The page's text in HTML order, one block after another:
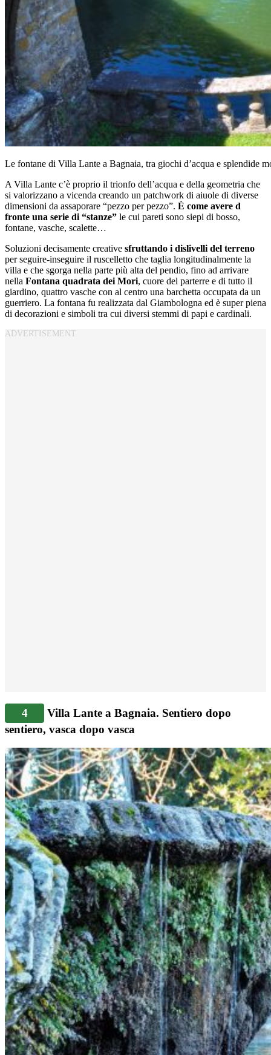
Le fontane di Villa Lante a Bagnaia, tra giochi d’acqua e splendide
A Villa Lante c’è proprio il trionfo dell’acqua e della geometria che
si valorizzano a vicenda creando un patchwork di aiuole di diverse
dimensioni da assaporare “pezzo per pezzo”. È come avere d
fronte una serie di “stanze” le cui pareti sono siepi di bosso,
fontane, vasche, scalette…
Soluzioni decisamente creative sfruttando i dislivelli del terreno
per seguire-inseguire il ruscelletto che taglia longitudinalmente la
villa e che sgorga nella parte più alta del pendio, fino ad arrivare
nella Fontana quadrata dei Mori, cuore del parterre e di tutto il
giardino, quattro vasche con al centro una barchetta occupata da un
guerriero. La fontana fu realizzata dal Giambologna ed è super piena
di decorazioni e simboli tra cui diversi stemmi di papi e cardinali.
4
Villa Lante a Bagnaia. Sentiero dopo
sentiero, vasca dopo vasca